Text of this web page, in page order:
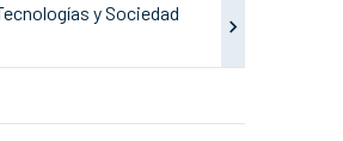
y Sociedad